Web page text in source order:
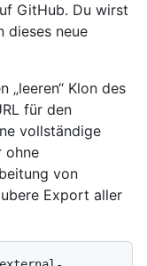
GitHub. Du wirst
dieses neue
„leeren“ Klon des
für den
vollständige
ohne
von
Export aller